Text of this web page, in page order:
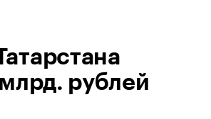
рублей